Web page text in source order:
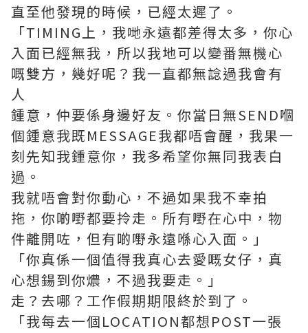
直至他發現的時候，已經太遲了。
「TIMING上，我哋永遠都差得太多，你心
入面已經無我，所以我地可以變番無機心
嘅雙方，幾好呢？我一直都無諗過我會有
人
鍾意，仲要係身邊好友。你當日無SEND嗰
個鍾意我既MESSAGE我都唔會醒，我果一
刻先知我鍾意你，我多希望你無同我表白
過。
我就唔會對你動心，不過如果我不幸拍
拖，你啲嘢都要拎走。所有嘢在心中，物
件離開咗，但有啲嘢永遠喺心入面。」
「你真係一個值得我真心去愛嘅女仔，真
心想鍚到你燶，不過我要走。」
走？去哪？工作假期期限終於到了。
「我每去一個LOCATION都想POST一張